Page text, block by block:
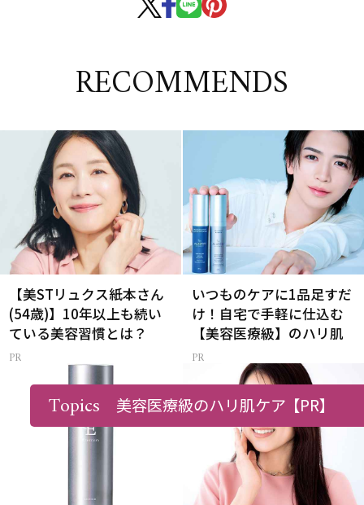
RECOMMENDS
【美STリュクス紙本さん
(54歳)】10年以上も続い
ている美容習慣とは？
いつものケアに1品足すだ
け！自宅で手軽に仕込む
【美容医療級】のハリ肌
Topics 美容医療級のハリ肌ケア【PR】